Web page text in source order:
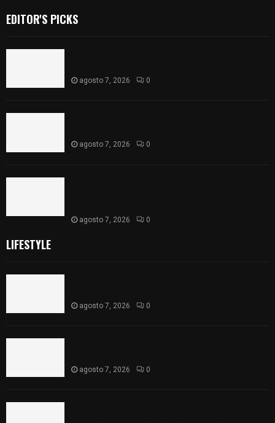
EDITOR'S PICKS
agosto 7, 2026 0
agosto 7, 2026 0
agosto 7, 2026 0
LIFESTYLE
agosto 7, 2026 0
agosto 7, 2026 0